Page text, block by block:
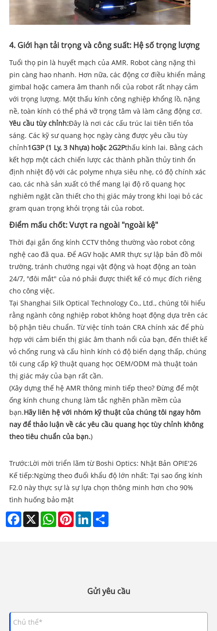
4. Giới hạn tải trọng và công suất: Hệ số trọng lượng
Tuổi thọ pin là huyết mạch của AMR. Robot càng nặng thì
pin càng hao nhanh. Hơn nữa, các động cơ điều khiển mảng
gimbal hoặc camera âm thanh nổi của robot rất nhạy cảm
với trọng lượng. Một thấu kính công nghiệp khổng lồ, nặng
nề, toàn kính có thể phá vỡ trọng tâm và làm căng động cơ.
Yêu cầu tùy chỉnh:Đây là nơi các cấu trúc lai tiên tiến tỏa
sáng. Các kỹ sư quang học ngày càng được yêu cầu tùy
chỉnh1G3P (1 Ly, 3 Nhựa) hoặc 2G2Pthấu kính lai. Bằng cách
kết hợp một cách chiến lược các thành phần thủy tinh ổn
định nhiệt độ với các polyme nhựa siêu nhẹ, có độ chính xác
cao, các nhà sản xuất có thể mang lại độ rõ quang học
nghiêm ngặt cần thiết cho thị giác máy trong khi loại bỏ các
gram quan trọng khỏi trọng tải của robot.
Điểm mấu chốt: Vượt ra ngoài "ngoài kệ"
Thời đại gắn ống kính CCTV thông thường vào robot công
nghệ cao đã qua. Để AGV hoặc AMR thực sự lập bản đồ môi
trường, tránh chướng ngại vật động và hoạt động an toàn
24/7, "đôi mắt" của nó phải được thiết kế có mục đích riêng
cho công việc.
Tại Shanghai Silk Optical Technology Co., Ltd., chúng tôi hiểu
rằng ngành công nghiệp robot không hoạt động dựa trên các
bộ phận tiêu chuẩn. Từ việc tính toán CRA chính xác để phù
hợp với cảm biến thị giác âm thanh nổi của bạn, đến thiết kế
vỏ chống rung và cấu hình kính có độ biến dạng thấp, chúng
tôi cung cấp kỹ thuật quang học OEM/ODM mà thuật toán
thị giác máy của bạn rất cần.
(Xây dựng thế hệ AMR thông minh tiếp theo? Đừng để một
ống kính chung chung làm tắc nghẽn phần mềm của
bạn.Hãy liên hệ với nhóm kỹ thuật của chúng tôi ngay hôm
nay để thảo luận về các yêu cầu quang học tùy chỉnh không
theo tiêu chuẩn của bạn.)
Trước:Lời mời triển lãm từ Boshi Optics: Nhật Bản OPIE'26
Kế tiếp:Ngừng theo đuổi khẩu độ lớn nhất: Tại sao ống kính
F2.0 này thực sự là sự lựa chọn thông minh hơn cho 90%
tình huống bảo mật
Facebook
X WhatsAppPinterestLinkedIn
Gửi yêu cầu